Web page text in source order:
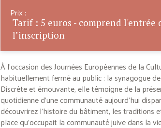
Prix :
Tarif : 5 euros - comprend l'entrée
l’inscription
À l’occasion des Journées Européennes de la
habituellement fermé au public : la synagogue
Discrète et émouvante, elle témoigne de la
quotidienne d’une communauté aujourd’hui
découvrirez l’histoire du bâtiment, les traditions
place qu’occupait la communauté juive dans la